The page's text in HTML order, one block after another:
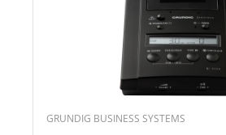
GRUNDIG BUSINESS SYSTEMS